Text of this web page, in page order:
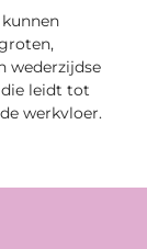
wederzijdse
leidt tot
werkvloer.